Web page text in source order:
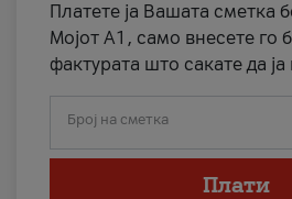
Платете ја Вашата сметка
Мојот А1, само внесете го
фактурата што сакате да ја
Број на сметка
Плати